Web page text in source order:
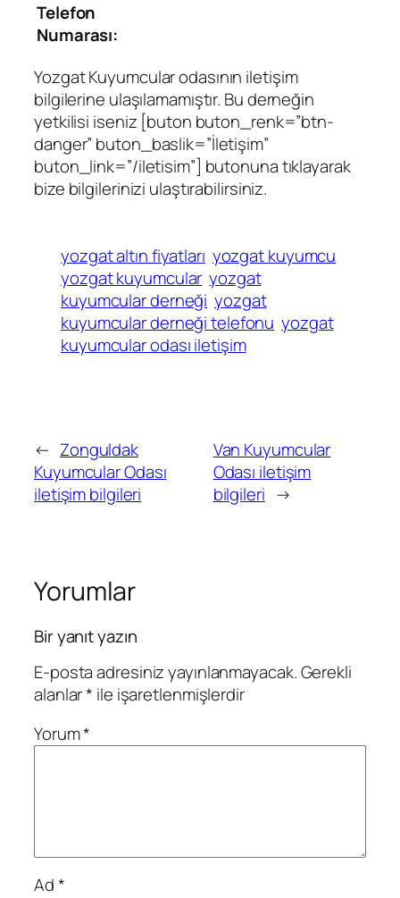
Telefon
Numarası:
Yozgat Kuyumcular odasının iletişim
bilgilerine ulaşılamamıştır. Bu derneğin
yetkilisi iseniz [buton buton_renk=”btn-
danger” buton_baslik=”İletişim”
buton_link=”/iletisim”] butonuna tıklayarak
bize bilgilerinizi ulaştırabilirsiniz.
yozgat altın fiyatları yozgat kuyumcu
yozgat kuyumcular yozgat
kuyumcular derneği yozgat
kuyumcular derneği telefonu yozgat
kuyumcular odası iletişim
← Zonguldak
Kuyumcular Odası
iletişim bilgileri
Van Kuyumcular
Odası iletişim
bilgileri →
Yorumlar
Bir yanıt yazın
E-posta adresiniz yayınlanmayacak.Gerekli
alanlar* ile işaretlenmişlerdir
Yorum*
Ad*